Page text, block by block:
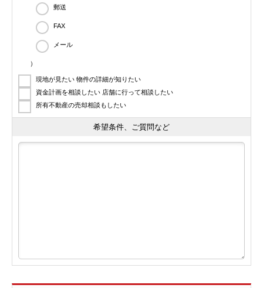
郵送
FAX
メール
）
現地が見たい 物件の詳細が知りたい
資金計画を相談したい 店舗に行って相談したい
所有不動産の売却相談もしたい
希望条件、ご質問など